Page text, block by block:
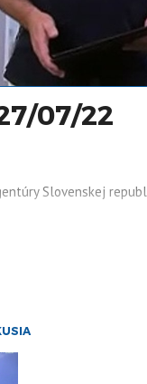
07/22
Slovenskej